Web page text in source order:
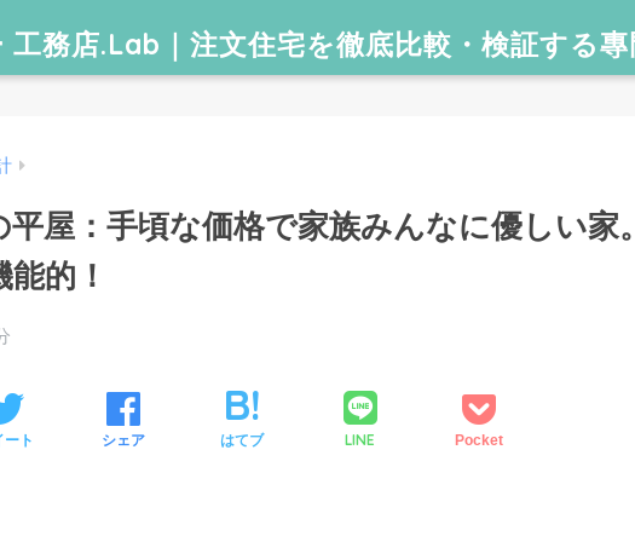
屋：手頃な価格で家族みんなに優しい家。
的！
ート シェア はてブ LINE Pocket